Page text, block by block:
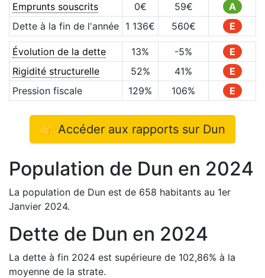
Emprunts souscrits
0€ 59€
A
Dette à la fin de l'année
1 136€ 560€ E
Évolution de la dette 13% -5%
E
Rigidité structurelle
52% 41%
E
Pression fiscale
129% 106% E
👉 Accéder aux rapports sur Dun
Population de Dun en 2024
La population de Dun est de 658 habitants au 1er
Janvier 2024.
Dette de Dun en 2024
La dette à fin 2024 est supérieure de 102,86% à la
moyenne de la strate.